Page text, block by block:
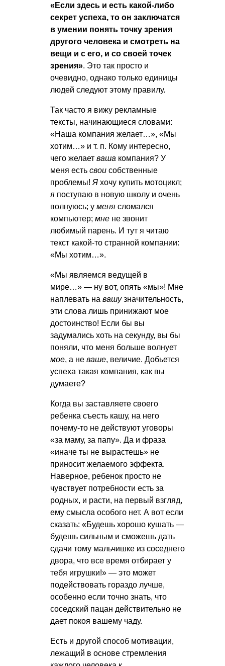
«Если здесь и есть какой-либо
секрет успеха, то он заключатся
в умении понять точку зрения
другого человека и смотреть на
вещи и с его, и со своей точек
зрения». Это так просто и
очевидно, однако только единицы
людей следуют этому правилу.
Так часто я вижу рекламные
тексты, начинающиеся словами:
«Наша компания желает…», «Мы
хотим…» и т. п. Кому интересно,
чего желает ваша компания? У
меня есть свои собственные
проблемы! Я хочу купить мотоцикл;
я поступаю в новую школу и очень
волнуюсь; у меня сломался
компьютер; мне не звонит
любимый парень. И тут я читаю
текст какой-то странной компании:
«Мы хотим…».
«Мы являемся ведущей в
мире…» — ну вот, опять «мы»! Мне
наплевать на вашузначительность,
эти слова лишь принижают мое
достоинство! Если бы вы
задумались хоть на секунду, вы бы
поняли, что меня больше волнует
мое, а не ваше, величие. Добьется
успеха такая компания, как вы
думаете?
Когда вы заставляете своего
ребенка съесть кашу, на него
почему-то не действуют уговоры
«за маму, за папу». Да и фраза
«иначе ты не вырастешь» не
приносит желаемого эффекта.
Наверное, ребенок просто не
чувствует потребности есть за
родных, и расти, на первый взгляд,
ему смысла особого нет. А вот если
сказать: «Будешь хорошо кушать —
будешь сильным и сможешь дать
сдачи тому мальчишке из соседнего
двора, что все время отбирает у
тебя игрушки!» — это может
подействовать гораздо лучше,
особенно если точно знать, что
соседский пацан действительно не
дает покоя вашему чаду.
Есть и другой способ мотивации,
лежащий в основе стремления